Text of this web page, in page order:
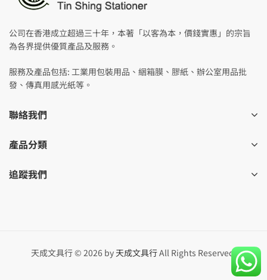
公司在香港成立超過三十年，本著「以客為本，價錢實惠」的宗旨
為各界提供優質產品及服務。
服務及產品包括: 工業用包裝用品、綑箱膜、膠紙、辦公室用品批
發、傳真用感光紙等。
聯絡我們
產品分類
追蹤我們
天成文具行 © 2026 by 天成文具行All Rights Reserved.